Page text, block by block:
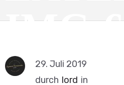
IMG-6
29. Juli 2019
durch lord in